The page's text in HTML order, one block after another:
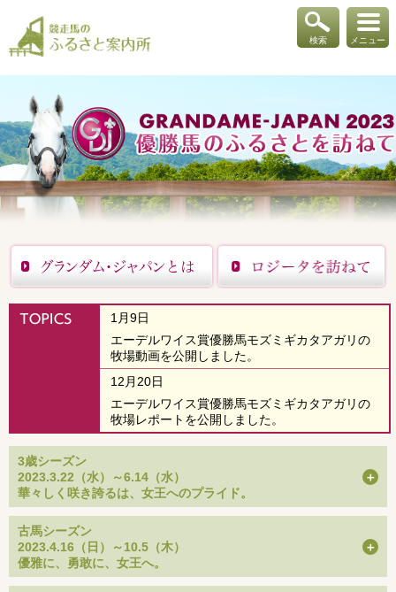
メニュー
検索
1月9日
エーデルワイス賞優勝馬モズミギカタアガリの
牧場動画を公開しました。
12月20日
エーデルワイス賞優勝馬モズミギカタアガリの
牧場レポートを公開しました。
3歳シーズン
2023.3.22（水）～6.14（水）
華々しく咲き誇るは、女王へのプライド。
古馬シーズン
2023.4.16（日）～10.5（木）
優雅に、勇敢に、女王へ。